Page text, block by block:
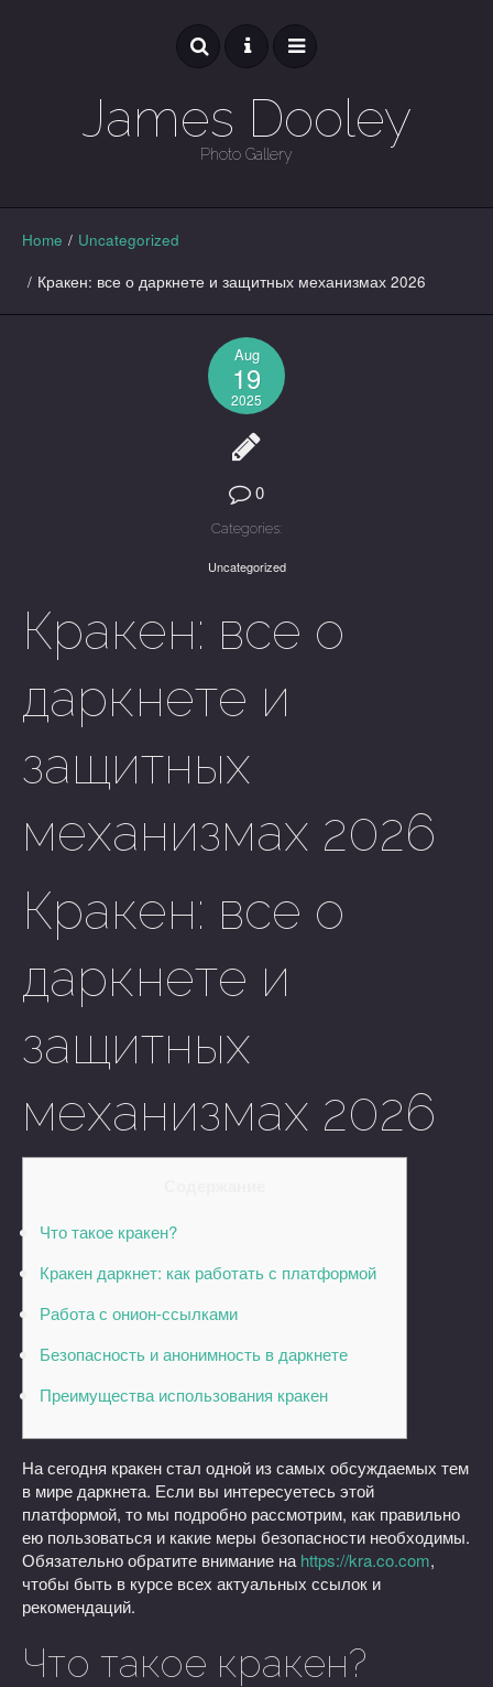
James Dooley
Photo Gallery
GALLERY
Home / Uncategorized
/ Кракен: все о даркнете и защитных механизмах 2026
Aug
19
2025
0
Categories:
Uncategorized
Кракен: все о
даркнете и
защитных
механизмах 2026
Кракен: все о
даркнете и
защитных
механизмах 2026
Что такое кракен?
Кракен даркнет: как работать с платформой
Работа с онион-ссылками
Безопасность и анонимность в даркнете
Преимущества использования кракен
На сегодня кракен стал одной из самых обсуждаемых тем
в мире даркнета. Если вы интересуетесь этой
платформой, то мы подробно рассмотрим, как правильно
ею пользоваться и какие меры безопасности необходимы.
Обязательно обратите внимание на https://kra.co.com,
чтобы быть в курсе всех актуальных ссылок и
рекомендаций.
Что такое кракен?